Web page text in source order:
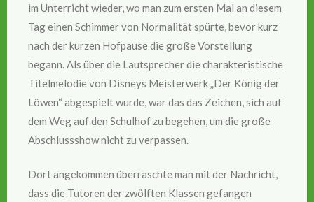
im Unterricht wieder, wo man zum ersten Mal an diesem
Tag einen Schimmer von Normalität spürte, bevor kurz
nach der kurzen Hofpause die große Vorstellung
begann. Als über die Lautsprecher die charakteristische
Titelmelodie von Disneys Meisterwerk „Der König der
Löwen“ abgespielt wurde, war das das Zeichen, sich auf
dem Weg auf den Schulhof zu begehen, um die große
Abschlussshow nicht zu verpassen.
Dort angekommen überraschte man mit der Nachricht,
dass die Tutoren der zwölften Klassen gefangen